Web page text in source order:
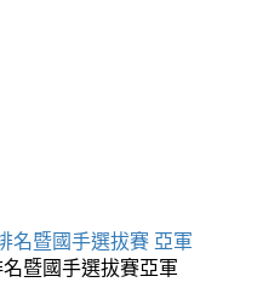
名暨國手選拔賽 亞軍
暨國手選拔賽亞軍